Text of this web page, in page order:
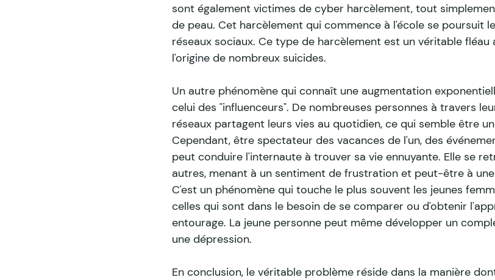
sont également victimes de cyber harcèlement, tout
de peau. Cet harcèlement qui commence à l'école se poursuit
réseaux sociaux. Ce type de harcèlement est un véritable fléau
l'origine de nombreux suicides.
Un autre phénomène qui connaît une augmentation
celui des "influenceurs". De nombreuses personnes à travers
réseaux partagent leurs vies au quotidien, ce qui semble être
Cependant, être spectateur des vacances de l'un, des
peut conduire l'internaute à trouver sa vie ennuyante. Elle se
autres, menant à un sentiment de frustration et peut-être à
C'est un phénomène qui touche le plus souvent les jeunes
celles qui sont dans le besoin de se comparer ou d'obtenir
entourage. La jeune personne peut même développer un
une dépression.
En conclusion, le véritable problème réside dans la manière